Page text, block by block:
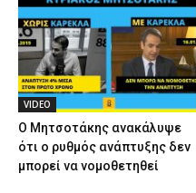
VIDEO
Ο Μητσοτάκης ανακάλυψε
ότι ο ρυθμός ανάπτυξης δεν
μπορεί να νομοθετηθεί